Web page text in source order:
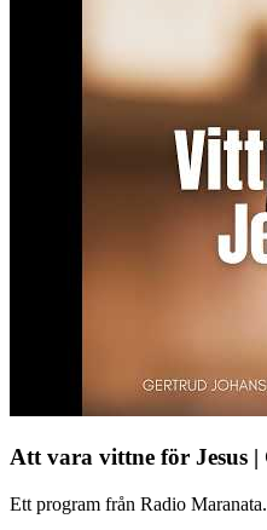
Att vara vittne för Jesus |
Ett program från Radio Maranata.